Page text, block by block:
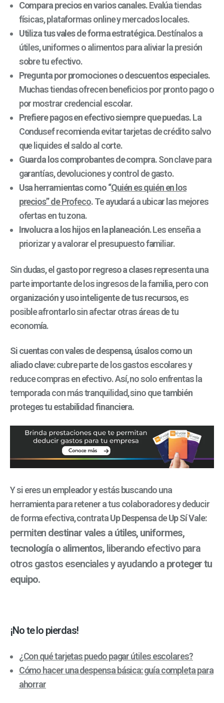
Compara precios en varios canales.Evalúa tiendas
físicas, plataformas online y mercados locales.
Utiliza tus vales de forma estratégica.Destínalos a
útiles, uniformes o alimentos para aliviar la presión
sobre tu efectivo.
Pregunta por promociones o descuentos especiales.
Muchas tiendas ofrecen beneficios por pronto pago o
por mostrar credencial escolar.
Prefiere pagos en efectivo siempre que puedas.La
Condusef recomienda evitar tarjetas de crédito salvo
que liquides el saldo al corte.
Guarda los comprobantes de compra.Son clave para
garantías, devoluciones y control de gasto.
Usa herramientas como “Quién es quién en los
precios” deProfeco.Te ayudará a ubicar las mejores
ofertas en tu zona.
Involucra a los hijos en la planeación.Les enseña a
priorizar y a valorar el presupuesto familiar.
Sin dudas, el gasto por regreso a clasesrepresenta una
parte importante de los ingresos de la familia, pero con
organización y uso inteligente de tus recursos, es
posible afrontarlo sin afectar otras áreas de tu
economía.
Si cuentas con vales de despensa, úsalos como un
aliado clave: cubre parte de los gastos escolares y
reduce compras en efectivo. Así, no solo enfrentas la
temporada con más tranquilidad, sino quetambién
proteges tu estabilidad financiera.
Y si eres un empleador y estás buscando una
herramienta para retener a tus colaboradores y deducir
de forma efectiva, contrataUp DespensadeUp Sí Vale:
permiten destinar vales a útiles, uniformes,
tecnología o alimentos, liberando efectivo para
otros gastos esenciales y ayudando a proteger tu
equipo.
¡No te lo pierdas!
¿Con qué tarjetas puedo pagar útiles escolares?
Cómo hacer una despensa básica: guía completa para
ahorrar